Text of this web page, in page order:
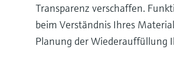
Transparenz verschaffen.
beim Verständnis Ihres
Planung der Wiederauffüllung